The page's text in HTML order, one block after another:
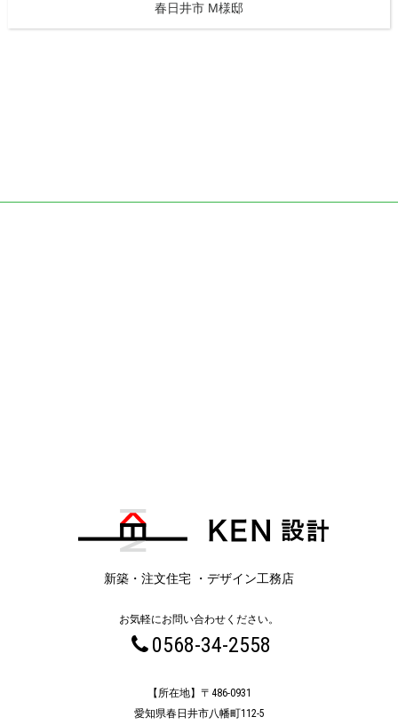
春日井市 M様邸
新築・注文住宅 ・デザイン工務店
お気軽にお問い合わせください。
0568-34-2558
【所在地】〒486-0931
愛知県春日井市八幡町112-5